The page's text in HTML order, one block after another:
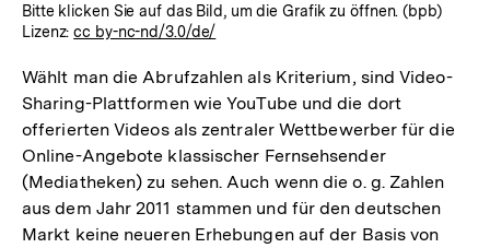
Link:
Bitte klicken Sie auf das Bild, um die Grafik zu öffnen. (bpb)
Lizenz:cc by-nc-nd/3.0/de/
Wählt man die Abrufzahlen als Kriterium, sind Video-
Sharing-Plattformen wie YouTube und die dort
offerierten Videos als zentraler Wettbewerber für die
Online-Angebote klassischer Fernsehsender
(Mediatheken) zu sehen. Auch wenn die o. g. Zahlen
aus dem Jahr 2011 stammen und für den deutschen
Markt keine neueren Erhebungen auf der Basis von